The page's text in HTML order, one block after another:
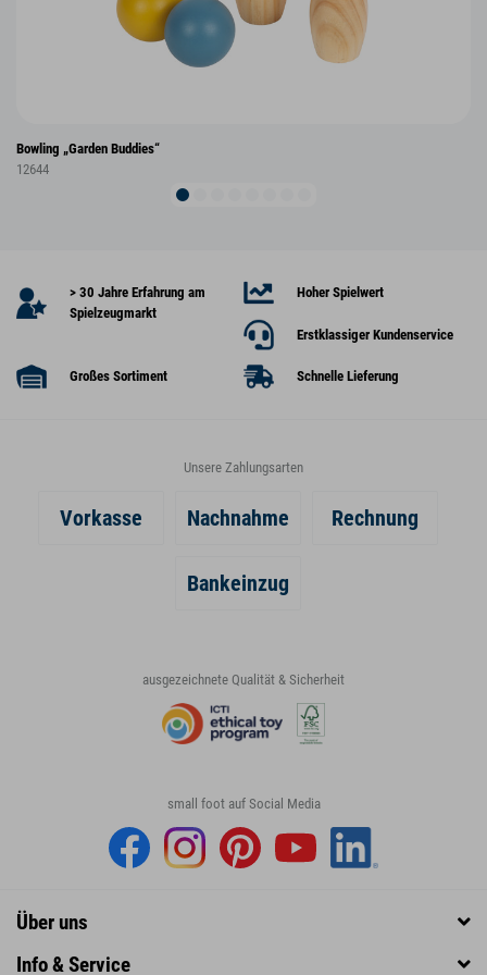
Bowling „Garden Buddies“
12644
> 30 Jahre Erfahrung am
Spielzeugmarkt
Hoher Spielwert
Erstklassiger Kundenservice
Großes Sortiment Schnelle Lieferung
Unsere Zahlungsarten
Vorkasse Nachnahme Rechnung
Bankeinzug
ausgezeichnete Qualität & Sicherheit
small foot auf Social Media
Über uns
Info & Service